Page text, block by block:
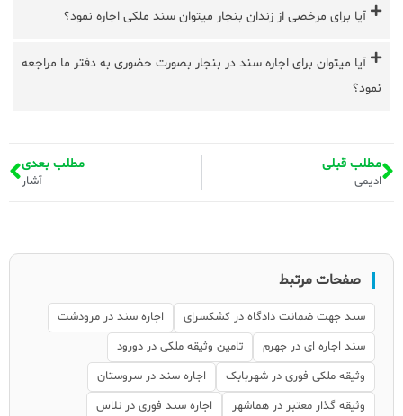
آیا برای مرخصی از زندان بنجار میتوان سند ملکی اجاره نمود؟
آیا میتوان برای اجاره سند در بنجار بصورت حضوری به دفتر ما مراجعه
نمود؟
مطلب قبلی
ادیمی
مطلب بعدی
آشار
صفحات مرتبط
سند جهت ضمانت دادگاه در کشکسرای
اجاره سند در مرودشت
سند اجاره ای در جهرم
تامین وثیقه ملکی در دورود
وثیقه ملکی فوری در شهربابک
اجاره سند در سروستان
وثیقه گذار معتبر در هماشهر
اجاره سند فوری در نلاس